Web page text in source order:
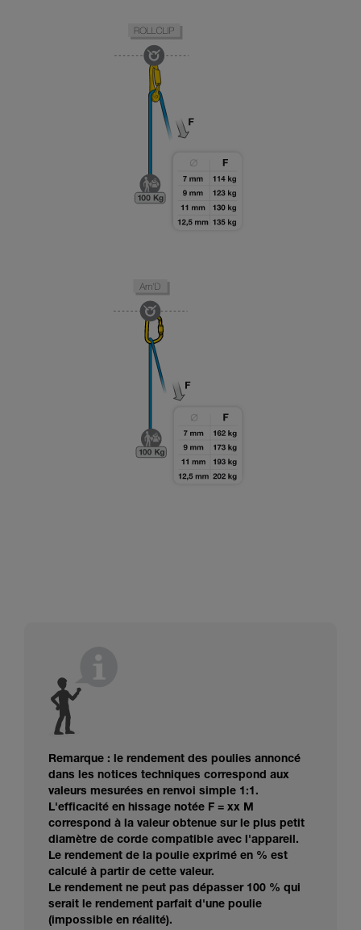
Remarque : le rendement des poulies annoncé
dans les notices techniques correspond aux
valeurs mesurées en renvoi simple 1:1.
L'efficacité en hissage notée F = xx M
correspond à la valeur obtenue sur le plus petit
diamètre de corde compatible avec l'appareil.
Le rendement de la poulie exprimé en % est
calculé à partir de cette valeur.
Le rendement ne peut pas dépasser 100 % qui
serait le rendement parfait d'une poulie
(impossible en réalité).